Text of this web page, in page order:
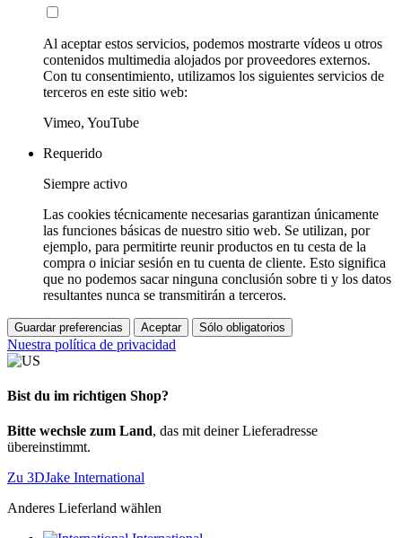
Al aceptar estos servicios, podemos mostrarte vídeos u otros
contenidos multimedia alojados por proveedores externos.
Con tu consentimiento, utilizamos los siguientes servicios de
terceros en este sitio web:
Vimeo, YouTube
Requerido
Siempre activo
Las cookies técnicamente necesarias garantizan únicamente
las funciones básicas de nuestro sitio web. Se utilizan, por
ejemplo, para permitirte reunir productos en tu cesta de la
compra o iniciar sesión en tu cuenta de cliente. Esto significa
que no podemos sacar ninguna conclusión sobre ti y los datos
resultantes nunca se transmitirán a terceros.
Guardar preferencias Aceptar Sólo obligatorios
Nuestra política de privacidad
Bist du im richtigen Shop?
Bitte wechsle zum Land, das mit deiner Lieferadresse
übereinstimmt.
Zu 3DJake International
Anderes Lieferland wählen